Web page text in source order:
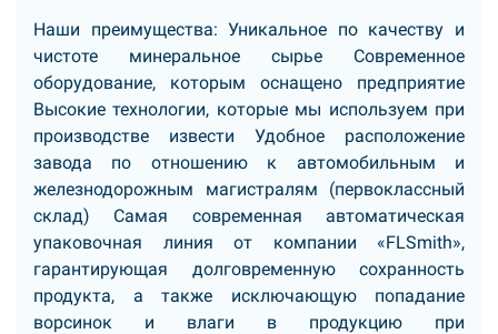
Наши преимущества: Уникальное по качеству и
чистоте минеральное сырье Современное
оборудование, которым оснащено предприятие
Высокие технологии, которые мы используем при
производстве извести Удобное расположение
завода по отношению к автомобильным и
железнодорожным магистралям (первоклассный
склад) Самая современная автоматическая
упаковочная линия от компании «FLSmith»,
гарантирующая долговременную сохранность
продукта, а также исключающую попадание
ворсинок и влаги в продукцию при